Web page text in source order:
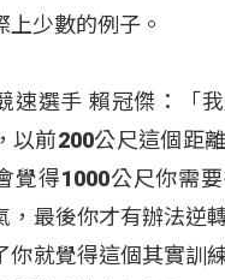
上少數的例子。
速選手 賴冠傑：「
以前200公尺這個距
覺得1000公尺你需
，最後你才有辦法逆
你就覺得這個其實訓